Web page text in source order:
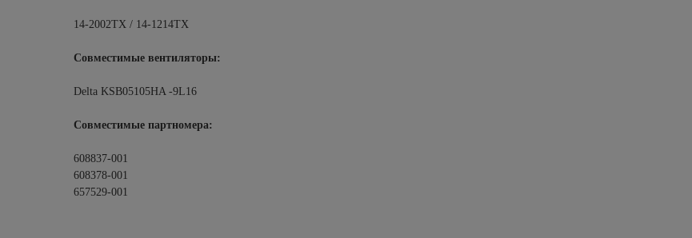
14-2002TX / 14-1214TX
Совместимые вентиляторы:
Delta KSB05105HA -9L16
Совместимые партномера:
608837-001
608378-001
657529-001